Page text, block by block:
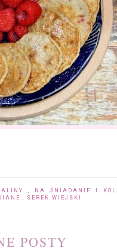
NA ŚNIADANIE I
SEREK WIEJSKI
POSTY